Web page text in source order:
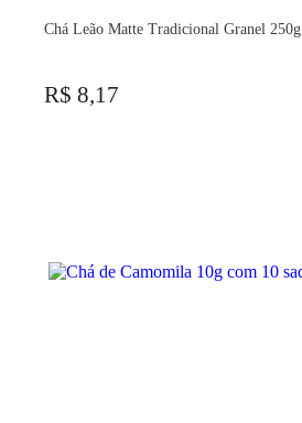
Chá Leão Matte Tradicional Granel 250g
R$ 8,17